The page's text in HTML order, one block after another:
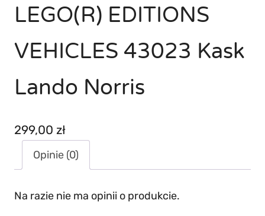
LEGO(R) EDITIONS
VEHICLES 43023 Kask
Lando Norris
299,00 zł
Opinie (0)
Na razie nie ma opinii o produkcie.